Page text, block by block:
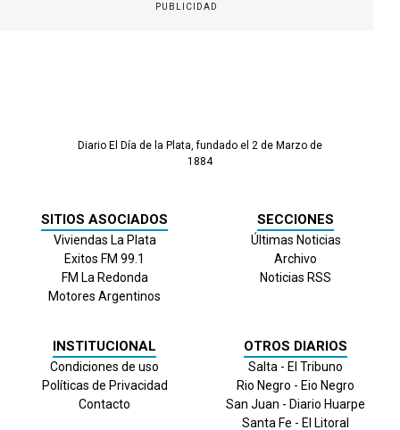
PUBLICIDAD
Diario El Día de la Plata, fundado el 2 de Marzo de
1884
SITIOS ASOCIADOS
Viviendas La Plata
Exitos FM 99.1
FM La Redonda
Motores Argentinos
SECCIONES
Últimas Noticias
Archivo
Noticias RSS
INSTITUCIONAL
Condiciones de uso
Políticas de Privacidad
Contacto
OTROS DIARIOS
Salta - El Tribuno
Rio Negro - Eio Negro
San Juan - Diario Huarpe
Santa Fe - El Litoral